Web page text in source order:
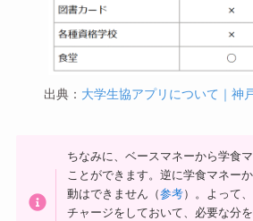
出典： 大学生協アプリについて｜神
ちなみに、ベースマネーから学食
ことができます。逆に学食マネー
動はできません（参考）。よって
チャージをしておいて、必要な分